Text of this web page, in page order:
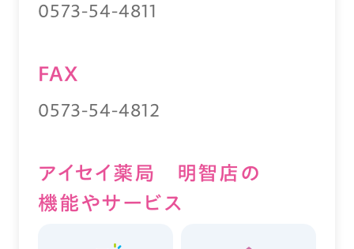
0573-54-4811
FAX
0573-54-4812
アイセイ薬局 明智店の
機能やサービス